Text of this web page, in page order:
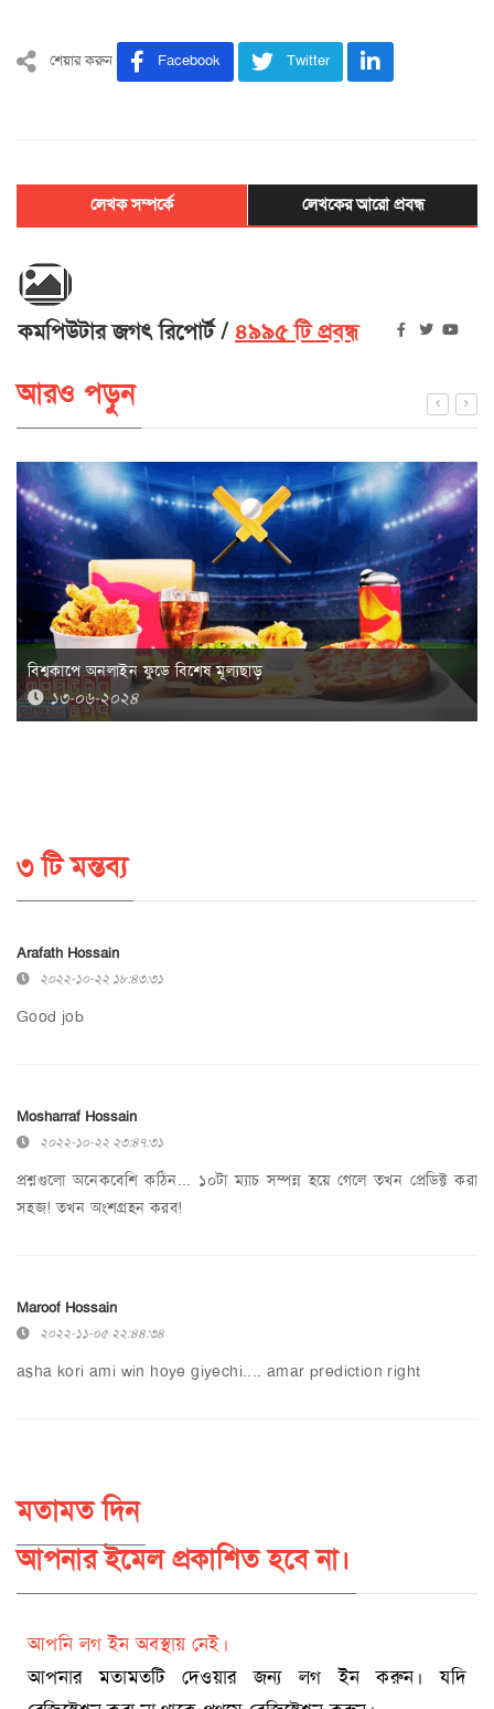
শেয়ার করুন Facebook Twitter
লেখক সম্পর্কে লেখকের আরো প্রবন্ধ
কমপিউটার জগৎ রিপোর্ট ৪৯৯৫ টি প্রবন্ধ
আরও পড়ুন
বিশ্বকাপে অনলাইন ফুডে বিশেষ মূল্যছাড়
১৩-০৬-২০২৪
৩ টি মন্তব্য
Arafath Hossain
২০২২-১০-২২ ১৮:৪৩:৩১
Good job
Mosharraf Hossain
২০২২-১০-২২ ২৩:৪৭:৩১
প্রশ্নগুলো অনেকবেশি কঠিন... ১০টা ম্যাচ সম্পন্ন হয়ে গেলে তখন প্রেডিক্ট করা
সহজ! তখন অংশগ্রহন করব!
Maroof Hossain
২০২২-১১-০৫ ২২:৪৪:৩৪
asha kori ami win hoye giyechi.... amar prediction right
মতামত দিন
আপনার ইমেল প্রকাশিত হবে না।
আপনি লগ ইন অবস্থায় নেই।
আপনার মতামতটি দেওয়ার জন্য লগ ইন করুন। যদি